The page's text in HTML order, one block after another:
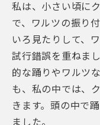
私は、小さい頃に
で、ワルツの振り
いろ見たりして、
試行錯誤を重ねま
的な踊りやワルツ
も、私の中では、
きます。頭の中で
ました。